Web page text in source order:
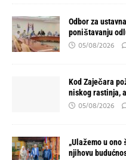
Odbor za
poništavanju
05/08/2026
Kod Zaječara
niskog rastinja,
05/08/2026
„Ulažemo u
njihovu